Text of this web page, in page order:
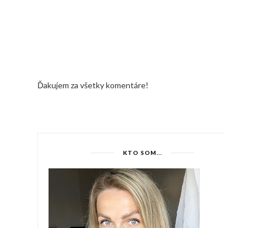
Ďakujem za všetky komentáre!
KTO SOM...